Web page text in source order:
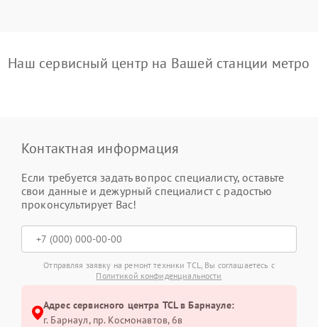
Наш сервисный центр на Вашей станции метро
Контактная информация
Если требуется задать вопрос специалисту, оставьте
свои данные и дежурный специалист с радостью
проконсультирует Вас!
Отправляя заявку на ремонт техники TCL, Вы соглашаетесь с
Политикой конфиденциальности
Адрес сервисного центра TCL в Барнауле:
г. Барнаул, ​пр. Космонавтов, 6в